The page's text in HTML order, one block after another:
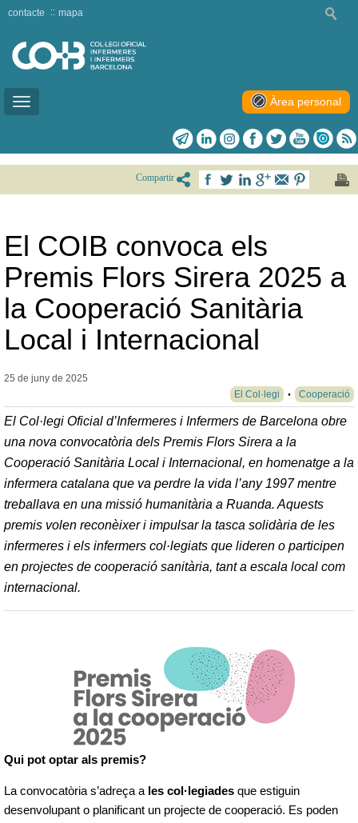
Toggle
contacte mapa
Àrea personal
Compartir
El COIB convoca els
Premis Flors Sirera 2025 a
la Cooperació Sanitària
Local i Internacional
25 de juny de 2025
El Col·legi
Cooperació
El Col·legi Oficial d’Infermeres i Infermers de Barcelona obre
una nova convocatòria dels Premis Flors Sirera a la
Cooperació Sanitària Local i Internacional, en homenatge a la
infermera catalana que va perdre la vida l’any 1997 mentre
treballava en una missió humanitària a Ruanda. Aquests
premis volen reconèixer i impulsar la tasca solidària de les
infermeres i els infermers col·legiats que lideren o participen
en projectes de cooperació sanitària, tant a escala local com
internacional.
Qui pot optar als premis?
La convocatòria s’adreça a les col·legiades que estiguin
desenvolupant o planificant un projecte de cooperació. Es poden